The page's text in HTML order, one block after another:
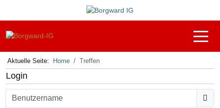
Off-
Aktuelle Seite: Home Treffen
Login
Benutzername